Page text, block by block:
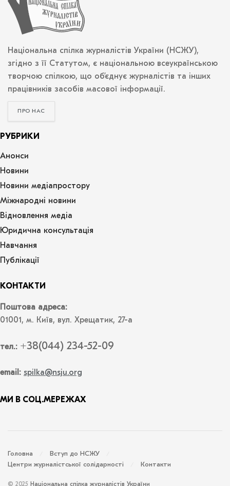
Національна спілка журналістів України (НСЖУ),
згідно з її Статутом, є національною всеукраїнською
творчою спілкою, що об’єднує журналістів та інших
працівників засобів масової інформації.
ПРО НАС
РУБРИКИ
Анонси
Новини
Новини медіапростору
Міжнародні новини
Відновлення медіа
Юридична консультація
Навчання
Публікації
КОНТАКТИ
Поштова адреса:
01001, м. Київ, вул. Хрещатик, 27-а
тел.: +38(044) 234-52-09
email: spilka@nsju.org
МИ В СОЦ.МЕРЕЖАХ
Головна
Вступ до НСЖУ
Центри журналістської солідарності
Контакти
© 2025 Національна спілка журналістів України